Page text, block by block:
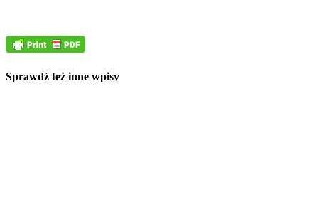
Sprawdź też inne wpisy